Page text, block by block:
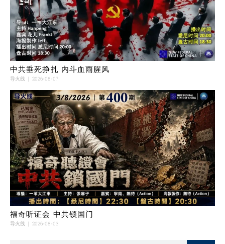
中共垂死挣扎 内斗血雨腥风
导火线 2026-08-07
福奇听证会 中共锁国门
导火线 2026-08-03